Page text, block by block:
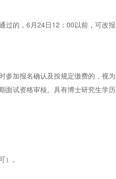
过的，6月24日12：00以前，可改报
参加报名确认及按规定缴费的，视为
面试资格审核。具有博士研究生学历
。